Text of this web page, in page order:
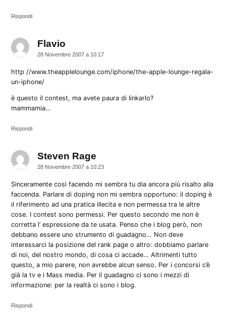
Rispondi
Flavio
28 Novembre 2007 a 10:17
http //www.theapplelounge.com/iphone/the-apple-lounge-regala-
un-iphone/
è questo il contest, ma avete paura di linkarlo?
mammamia…
Rispondi
Steven Rage
28 Novembre 2007 a 10:23
Sinceramente così facendo mi sembra tu dia ancora più risalto alla
faccenda. Parlare di doping non mi sembra opportuno: il doping è
il riferimento ad una pratica illecita e non permessa tra le altre
cose. I contest sono permessi. Per questo secondo me non è
corretta l’ espressione da te usata. Penso che i blog però, non
debbano essere uno strumento di guadagno… Non deve
interessarci la posizione del rank page o altro: dobbiamo parlare
di noi, del nostro mondo, di cosa ci accade… Altrimenti tutto
questo, a mio parere, non avrebbe alcun senso. Per i concorsi c’è
già la tv e i Mass media. Per il guadagno ci sono i mezzi di
informazione: per la realtà ci sono i blog.
Rispondi